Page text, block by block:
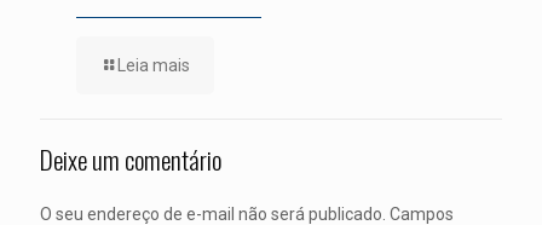
Leia mais
Deixe um comentário
O seu endereço de e-mail não será publicado. Campos